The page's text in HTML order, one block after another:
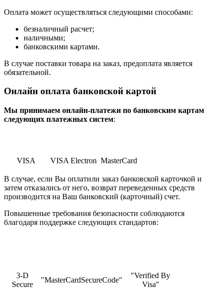
Оплата может осуществляться следующими способами:
безналичный расчет;
наличными;
банковскими картами.
В случае поставки товара на заказ, предоплата является
обязательной.
Онлайн оплата банковской картой
Мы принимаем онлайн-платежи по банковским картам
cледующих платежных систем:
VISA VISA Electron MasterCard
В случае, если Вы оплатили заказ банковской карточкой и
затем отказались от него, возврат переведенных средств
производится на Ваш банковский (карточный) счет.
Повышенные требования безопасности соблюдаются
благодаря поддержке следующих стандартов:
3-D
Secure
"MasterCardSecureCode"
"Verified By
Visa"